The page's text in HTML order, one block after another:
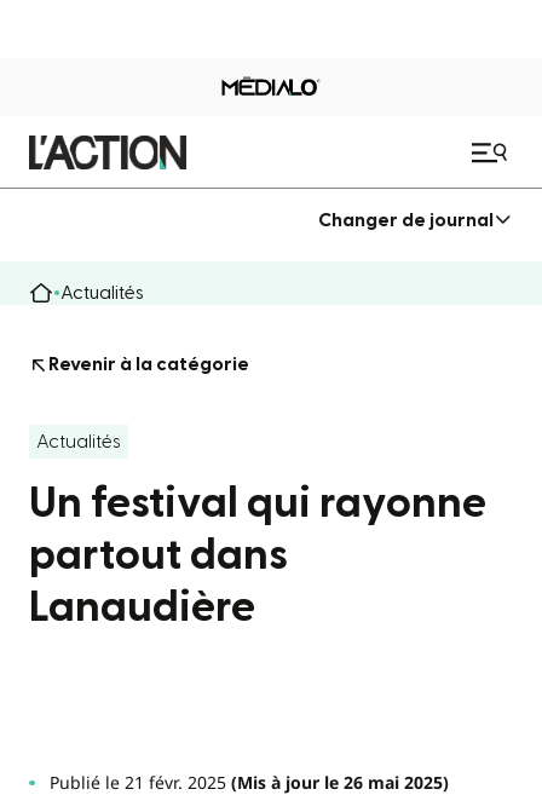
Changer de journal
Actualités
Revenir à la catégorie
Actualités
Un festival qui rayonne
partout dans
Lanaudière
Publié le 21 févr. 2025(Mis à jour le 26 mai 2025)